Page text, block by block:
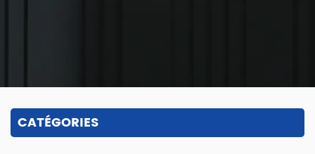
CATÉGORIES